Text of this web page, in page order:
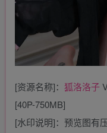
[资源名称]： 狐洛洛子
[40P-750MB]
[水印说明]：预览图有